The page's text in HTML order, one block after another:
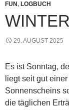
FUN , LOGBUCH
29. AUGUST 2025
Es ist Sonntag,
liegt seit gut
Sonnenscheins
die täglichen